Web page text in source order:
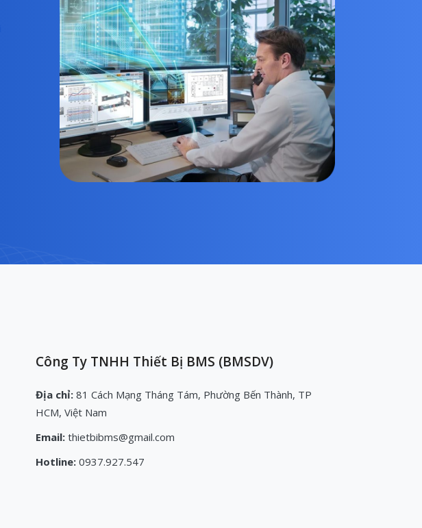
Công Ty TNHH Thiết Bị BMS (BMSDV)
Địa chỉ: 81 Cách Mạng Tháng Tám, Phường Bến Thành, TP
HCM, Việt Nam
Email: thietbibms@gmail.com
Hotline: 0937.927.547